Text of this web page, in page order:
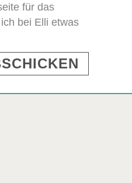
für das
bei Elli etwas